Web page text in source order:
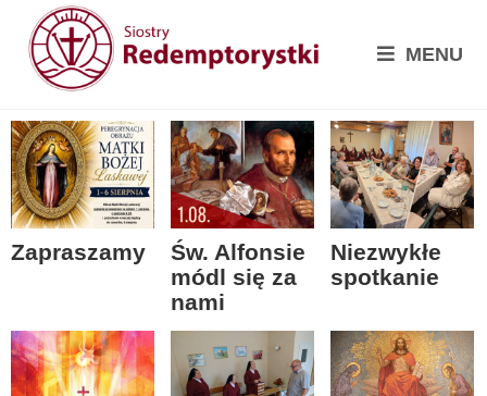
MENU
Zapraszamy
Św. Alfonsie
módl się za
nami
Niezwykłe
spotkanie